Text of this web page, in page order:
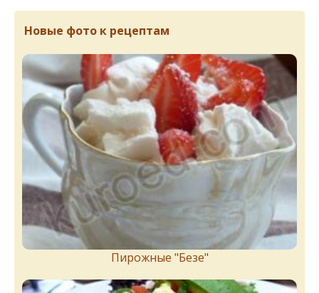
Новые фото к рецептам
Пирожныe "Бeзe"